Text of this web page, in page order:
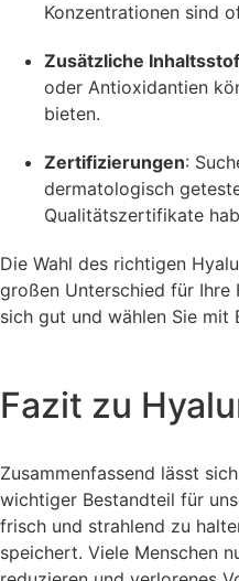
Konzentrationen sind
Zusätzliche
oder Antioxidantien
bieten.
Zertifizierungen:
dermatologisch
Qualitätszertifikate
Die Wahl des richtigen
großen Unterschied für Ihre
sich gut und wählen Sie mit
Fazit zu
Zusammenfassend lässt
wichtiger Bestandteil für
frisch und strahlend zu
speichert. Viele Menschen